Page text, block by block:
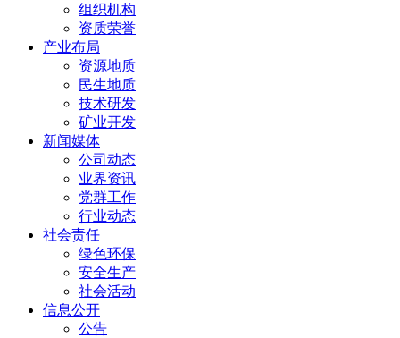
组织机构
资质荣誉
产业布局
资源地质
民生地质
技术研发
矿业开发
新闻媒体
公司动态
业界资讯
党群工作
行业动态
社会责任
绿色环保
安全生产
社会活动
信息公开
公告